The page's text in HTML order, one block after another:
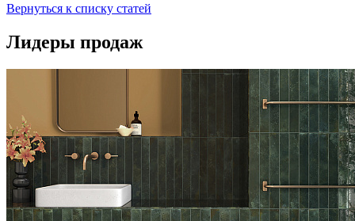
Вернуться к списку статей
Лидеры продаж